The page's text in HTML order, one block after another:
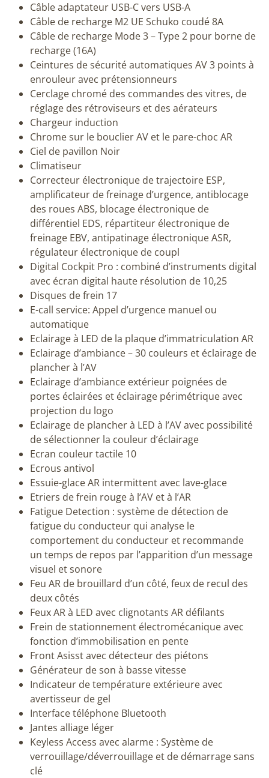
Câble adaptateur USB-C vers USB-A
Câble de recharge M2 UE Schuko coudé 8A
Câble de recharge Mode 3 – Type 2 pour borne de
recharge (16A)
Ceintures de sécurité automatiques AV 3 points à
enrouleur avec prétensionneurs
Cerclage chromé des commandes des vitres, de
réglage des rétroviseurs et des aérateurs
Chargeur induction
Chrome sur le bouclier AV et le pare-choc AR
Ciel de pavillon Noir
Climatiseur
Correcteur électronique de trajectoire ESP,
amplificateur de freinage d’urgence, antiblocage
des roues ABS, blocage électronique de
différentiel EDS, répartiteur électronique de
freinage EBV, antipatinage électronique ASR,
régulateur électronique de coupl
Digital Cockpit Pro : combiné d’instruments digital
avec écran digital haute résolution de 10,25
Disques de frein 17
E-call service: Appel d’urgence manuel ou
automatique
Eclairage à LED de la plaque d’immatriculation AR
Eclairage d’ambiance – 30 couleurs et éclairage de
plancher à l’AV
Eclairage d’ambiance extérieur poignées de
portes éclairées et éclairage périmétrique avec
projection du logo
Eclairage de plancher à LED à l’AV avec possibilité
de sélectionner la couleur d’éclairage
Ecran couleur tactile 10
Ecrous antivol
Essuie-glace AR intermittent avec lave-glace
Etriers de frein rouge à l’AV et à l’AR
Fatigue Detection : système de détection de
fatigue du conducteur qui analyse le
comportement du conducteur et recommande
un temps de repos par l’apparition d’un message
visuel et sonore
Feu AR de brouillard d’un côté, feux de recul des
deux côtés
Feux AR à LED avec clignotants AR défilants
Frein de stationnement électromécanique avec
fonction d’immobilisation en pente
Front Asisst avec détecteur des piétons
Générateur de son à basse vitesse
Indicateur de température extérieure avec
avertisseur de gel
Interface téléphone Bluetooth
Jantes alliage léger
Keyless Access avec alarme : Système de
verrouillage/déverrouillage et de démarrage sans
clé